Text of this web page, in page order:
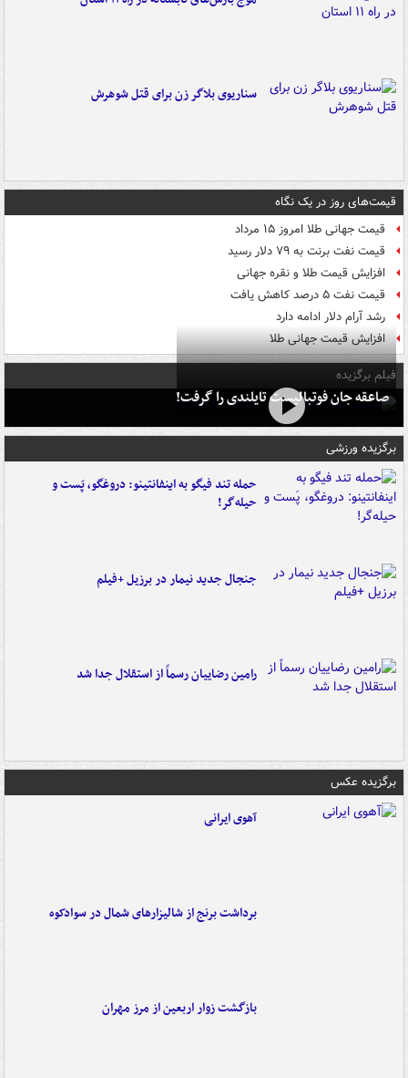
سناریوی بلاگر زن برای قتل شوهرش
قیمت‌های روز در یک نگاه
قیمت جهانی طلا امروز ۱۵ مرداد
قیمت نفت برنت به ۷۹ دلار رسید
افزایش قیمت طلا و نقره جهانی
قیمت نفت ۵ درصد کاهش یافت
رشد آرام دلار ادامه دارد
افزایش قیمت جهانی طلا
فیلم برگزیده
صاعقه جان فوتبالیست تایلندی را گرفت!
برگزیده ورزشی
حمله تند فیگو به اینفانتینو: دروغگو، پَست‌ و
حیله‌گر!
جنجال جدید نیمار در برزیل +فیلم
رامین رضاییان رسماً از استقلال جدا شد
برگزیده عکس
آهوی ایرانی
برداشت برنج از شالیزارهای شمال در سوادکوه
بازگشت زوار اربعین از مرز مهران